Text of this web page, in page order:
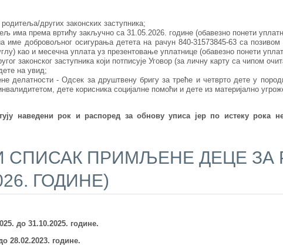
других законских заступника;
има према вртићу закључно са 31.05.2026. године (обавезно понети
име добровољног осигурања детета на рачун 840-31573845-63 са
као и месечна уплата уз презентовање уплатнице (обавезно понети
законског заступника који потписује Уговор (за личну карту са чипом
на увид;
делатности - Одсек за друштвену бригу за треће и четврто дете у
дете корисника социјалне помоћи и дете из материјално
наведени рок и распоред за обнову уписа јер по истеку рока
ПРИМЉЕНЕ ДЕЦЕ ЗА
ГОДИНЕ)
до 31.10.2025. године.
28.02.2023. године.